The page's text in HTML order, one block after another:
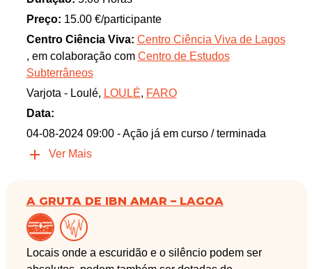
Preço: 15.00 €/participante
Centro Ciência Viva: Centro Ciência Viva de Lagos
, em colaboração com Centro de Estudos
Subterrâneos
Varjota - Loulé, LOULÉ, FARO
Data:
04-08-2024 09:00 - Ação já em curso / terminada
Ver Mais
A GRUTA DE IBN AMAR – LAGOA
Locais onde a escuridão e o silêncio podem ser